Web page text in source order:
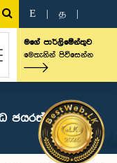
E த
මගේ පාර්ලිමේන්තුව
මෙතැනින් පිවිසෙන්න
ජයරත්න මහතා,